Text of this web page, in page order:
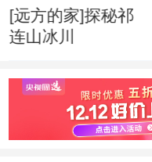
[远方的家]探秘祁
连山冰川